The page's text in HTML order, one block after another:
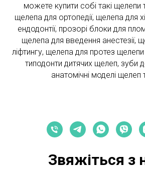
можете купити собі такі щелепи
щелепа для ортопедії, щелепа для
ендодонтії, прозорі блоки для
щелепа для введення анестезії,
ліфтингу, щелепа для протез щелепи
типодонти дитячих щелеп, зуби
анатомічні моделі щелеп
Звяжіться з